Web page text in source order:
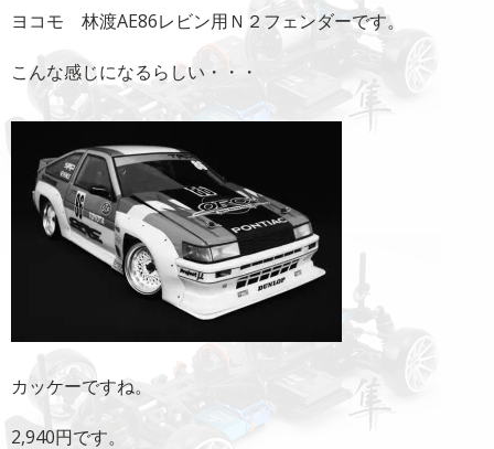
ヨコモ 林渡AE86レビン用Ｎ２フェンダーです。
こんな感じになるらしい・・・
カッケーですね。
2,940円です。